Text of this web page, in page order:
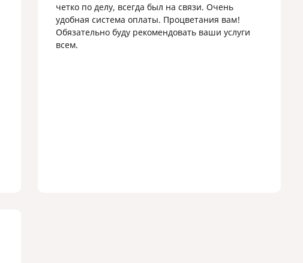
четко по делу, всегда был на связи. Очень
удобная система оплаты. Процветания вам!
Обязательно буду рекомендовать ваши услуги
всем.